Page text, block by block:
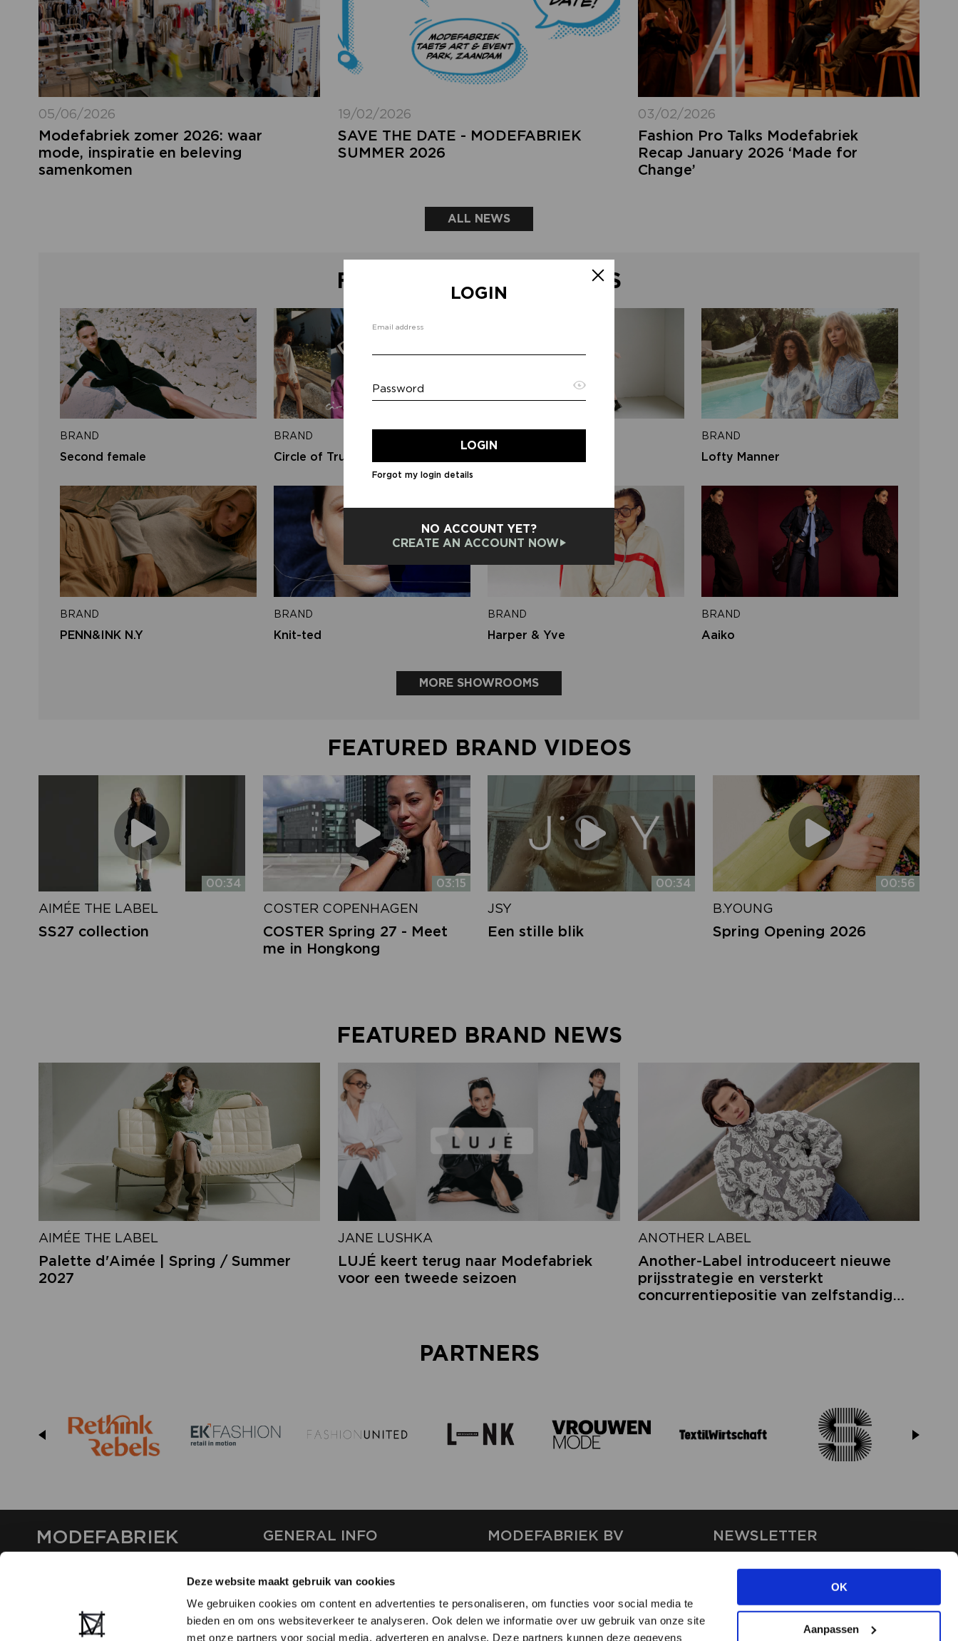
Deze website maakt gebruik van cookies
We gebruiken cookies om content en advertenties te personaliseren, om functies voor social media te
bieden en om ons websiteverkeer te analyseren. Ook delen we informatie over uw gebruik van onze site
met onze partners voor social media, adverteren en analyse. Deze partners kunnen deze gegevens
OK
Aanpassen
LOGIN
Email address
Password
LOGIN
Forgot my login details
DETAILS
Forgot your login details? Enter the email
address of your account and click 'send'
Email address
SEND
NO ACCOUNT YET?
CREATE AN ACCOUNT NOW
05/06/2026
Modefabriek zomer 2026: waar
mode, inspiratie en beleving
samenkomen
19/02/2026
SAVE THE DATE - MODEFABRIEK
SUMMER 2026
03/02/2026
Fashion Pro Talks Modefabriek
Recap January 2026 ‘Made for
Change’
ALL NEWS
FEATURED SHOWROOMS
BRAND
Second female
BRAND
Circle of Trust
BRAND
Lofty Manner
BRAND
PENN&INK N.Y
BRAND
Knit-ted
BRAND
Harper & Yve
BRAND
Aaiko
MORE SHOWROOMS
FEATURED BRAND VIDEOS
00:34
AIMÉE THE LABEL
SS27 collection
03:15
COSTER COPENHAGEN
COSTER Spring 27 - Meet
me in Hongkong
00:34
JSY
Een stille blik
00:56
B.YOUNG
Spring Opening 2026
FEATURED BRAND NEWS
AIMÉE THE LABEL
Palette d'Aimée | Spring / Summer
2027
JANE LUSHKA
LUJÉ keert terug naar Modefabriek
voor een tweede seizoen
ANOTHER LABEL
Another-Label introduceert nieuwe
prijsstrategie en versterkt
concurrentiepositie van zelfstandige
PARTNERS
MODEFABRIEK GENERAL INFO
CONTACT
FAQ
PARTNERS
ADVERTISE
MODEFABRIEK BV
SHOWPROJECTS BV
SHIFT
NEWSLETTER
Stay up-to-date on our latest
news through the newsletter